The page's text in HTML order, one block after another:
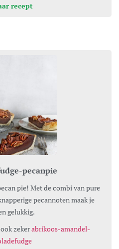
recept
pecanpie
pecannoten maak je
gelukkig.
ook zekerabrikoos-amandel-